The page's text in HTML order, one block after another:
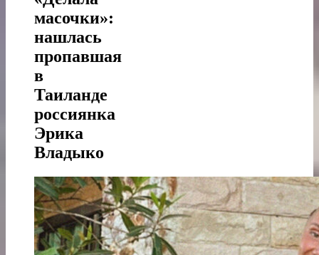
масочки»:
нашлась
пропавшая
в
Таиланде
россиянка
Эрика
Владыко